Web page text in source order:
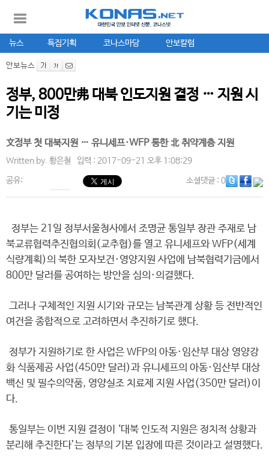
뉴스 특집기획 코나스마당 안보칼럼
안보뉴스
정부, 800만弗 대북 인도지원 결정 … 지원 시
기는 미정
文정부 첫 대북지원 … 유니세프·WFP 통한 北 취약계층 지원
Written by. 황은철 입력 : 2017-09-21 오후 1:08:29
공유: 소셜댓글: 0
정부는 21일 정부서울청사에서 조명균 통일부 장관 주재로 남
북교류협력추진협의회(교추협)를 열고 유니세프와 WFP(세계
식량계획)의 북한 모자보건·영양지원 사업에 남북협력기금에서
800만 달러를 공여하는 방안을 심의·의결했다.
그러나 구체적인 지원 시기와 규모는 남북관계 상황 등 전반적인
여건을 종합적으로 고려하면서 추진하기로 했다.
정부가 지원하기로 한 사업은 WFP의 아동·임산부 대상 영양강
화 식품제공 사업(450만 달러)과 유니세프의 아동·임산부 대상
백신 및 필수의약품, 영양실조 치료제 지원 사업(350만 달러)이
다.
통일부는 이번 지원 결정이 ‘대북 인도적 지원은 정치적 상황과
분리해 추진한다’는 정부의 기본 입장에 따른 것이라고 설명했다.